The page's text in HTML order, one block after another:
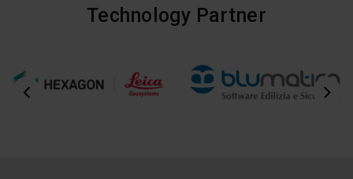
Technology Partner